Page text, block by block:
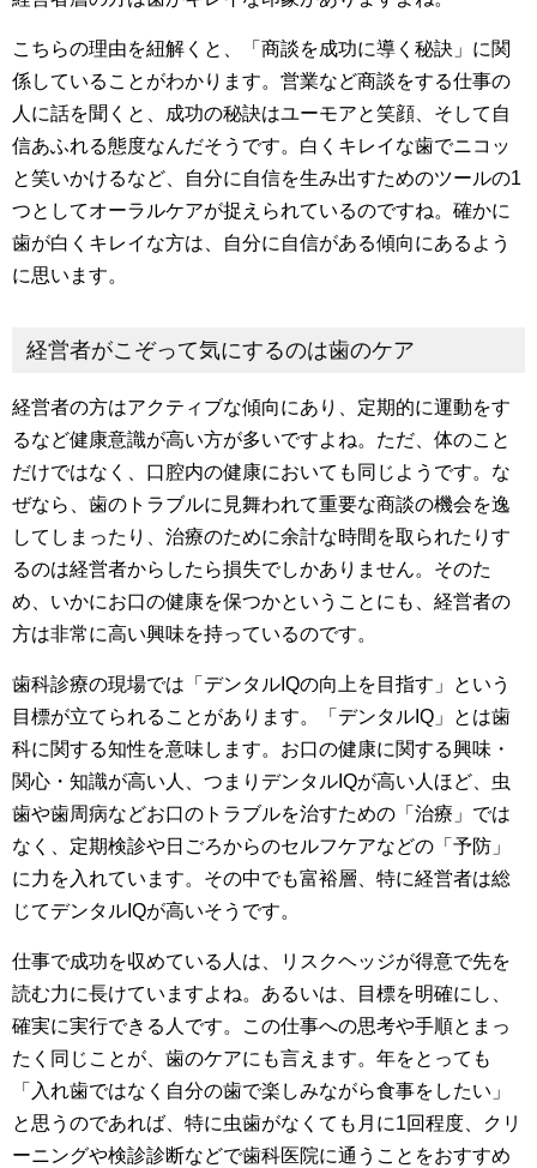
こちらの理由を紐解くと、「商談を成功に導く秘訣」に関
係していることがわかります。営業など商談をする仕事の
人に話を聞くと、成功の秘訣はユーモアと笑顔、そして自
信あふれる態度なんだそうです。白くキレイな歯でニコッ
と笑いかけるなど、自分に自信を生み出すためのツールの1
つとしてオーラルケアが捉えられているのですね。確かに
歯が白くキレイな方は、自分に自信がある傾向にあるよう
に思います。
経営者がこぞって気にするのは歯のケア
経営者の方はアクティブな傾向にあり、定期的に運動をす
るなど健康意識が高い方が多いですよね。ただ、体のこと
だけではなく、口腔内の健康においても同じようです。な
ぜなら、歯のトラブルに見舞われて重要な商談の機会を逸
してしまったり、治療のために余計な時間を取られたりす
るのは経営者からしたら損失でしかありません。そのた
め、いかにお口の健康を保つかということにも、経営者の
方は非常に高い興味を持っているのです。
歯科診療の現場では「デンタルIQの向上を目指す」という
目標が立てられることがあります。「デンタルIQ」とは歯
科に関する知性を意味します。お口の健康に関する興味・
関心・知識が高い人、つまりデンタルIQが高い人ほど、虫
歯や歯周病などお口のトラブルを治すための「治療」では
なく、定期検診や日ごろからのセルフケアなどの「予防」
に力を入れています。その中でも富裕層、特に経営者は総
じてデンタルIQが高いそうです。
仕事で成功を収めている人は、リスクヘッジが得意で先を
読む力に長けていますよね。あるいは、目標を明確にし、
確実に実行できる人です。この仕事への思考や手順とまっ
たく同じことが、歯のケアにも言えます。年をとっても
「入れ歯ではなく自分の歯で楽しみながら食事をしたい」
と思うのであれば、特に虫歯がなくても月に1回程度、クリ
ーニングや検診診断などで歯科医院に通うことをおすすめ